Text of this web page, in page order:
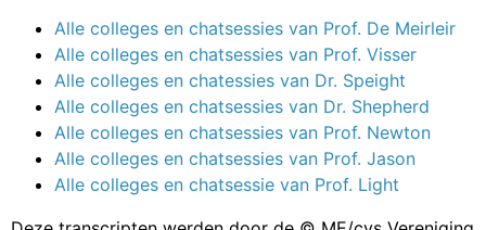
Alle colleges en chatsessies van Prof. De Meirleir
Alle colleges en chatsessies van Prof. Visser
Alle colleges en chatessies van Dr. Speight
Alle colleges en chatsessies van Dr. Shepherd
Alle colleges en chatsessies van Prof. Newton
Alle colleges en chatsessies van Prof. Jason
Alle colleges en chatsessie van Prof. Light